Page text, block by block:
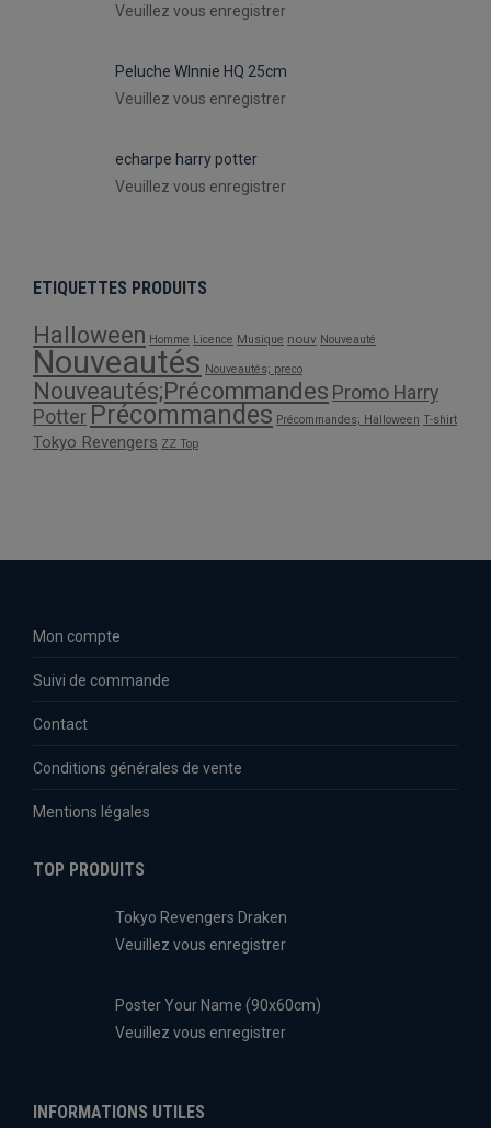
Veuillez vous enregistrer
Peluche WInnie HQ 25cm
Veuillez vous enregistrer
echarpe harry potter
Veuillez vous enregistrer
ETIQUETTES PRODUITS
Halloween Homme Licence Musique nouv Nouveauté
Nouveautés Nouveautés; preco
Nouveautés;Précommandes Promo Harry
Potter Précommandes Précommandes; Halloween T-shirt
Tokyo Revengers ZZ Top
Mon compte
Suivi de commande
Contact
Conditions générales de vente
Mentions légales
TOP PRODUITS
Tokyo Revengers Draken
Veuillez vous enregistrer
Poster Your Name (90x60cm)
Veuillez vous enregistrer
INFORMATIONS UTILES